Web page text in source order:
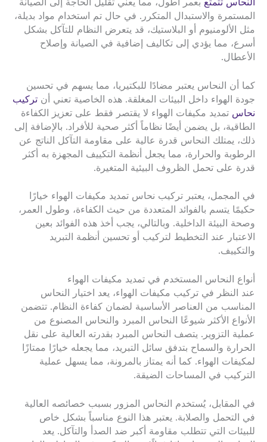
النحاس تتمتع بعمر أطول، مما يعني تقليل الحاجة إلى الصيانة
المستمرة والاستبدال المتكرر. في حال تم استخدام مواد بديلة،
مثل الألومنيوم أو البلاستيك، قد يتعرض النظام للتآكل بشكل
أسرع، مما يؤدي إلى تكاليف إضافية في الصيانة وإصلاح
الأعطال.
كما أن النحاس يعتبر مضادًا للبكتيريا، مما يسهم في تحسين
جودة الهواء داخل البيئات المغلقة. هذه الخاصية تعني أن تركيب
نحاس تمديد مكيفات الهواء لا يقتصر فقط على تعزيز الكفاءة
الطاقية، بل يضمن أيضًا نظاماً أكثر صحية للأفراد. بالإضافة إلى
ذلك، يمتلك النحاس قدرة عالية على مقاومة التآكل الناتج عن
الرطوبة والحرارة، مما يجعل أنظمة التكييف المجهزة به أكثر
قدرة على تحمل الظروف البيئية المتغيرة.
في المجمل، يعتبر تركيب نحاس تمديد مكيفات الهواء خيارًا
حكيمًا يتسم بالفوائد المتعددة من حيث الكفاءة، وطول العمر،
وصحة البيئة الداخلية. وبالتالي، يجب أخذ هذه الفوائد بعين
الاعتبار عند التخطيط لتركيب أو تحسين أنظمة التبريد
والتكييف.
أنواع النحاس المستخدم في تمديد مكيفات الهواء
عند النظر في تركيب مكيفات الهواء، يعد اختيار النحاس
المناسب من العناصر الأساسية لضمان كفاءة النظام. تتضمن
الأنواع الأكثر شيوعًا النحاس المبرد والنحاس المصنوع من
عملية التزوير. يتصف النحاس المبرد بقدرته العالية على نقل
الحرارة والسماح بتدفق سائل التبريد، مما يجعله خيارًا ممتازًا
لمكيفات الهواء. كما أنه يمتاز بالمرونة، مما يسهل عملية
التركيب في المساحات الضيقة.
في المقابل، يُستخدم النحاس المزور بسبب خصائصه العالية
في التحمل والصلابة. يعتبر هذا النوع مناسباً بشكل خاص
للبيئات التي تتطلب مقاومة أكبر ضد الصدأ والتآكل. يعد